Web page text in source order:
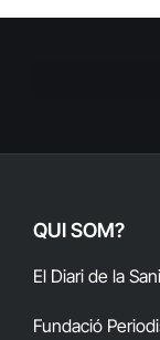
QUI SOM?
El Diari de la
Fundació